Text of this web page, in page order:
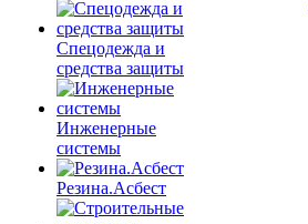
Спецодежда и
средства защиты
Инженерные
системы
Резина.Асбест